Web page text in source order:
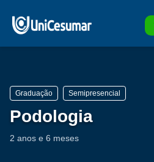
Graduação Semipresencial
Podologia
2 anos e 6 meses